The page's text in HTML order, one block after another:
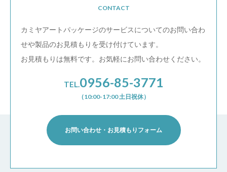
CONTACT
カミヤアートパッケージのサービスについてのお問い合わ
せや製品のお見積もりを受け付けています。
お見積もりは無料です。お気軽にお問い合わせください。
TEL.0956-85-3771
（10:00-17:00 土日祝休）
お問い合わせ・お見積もりフォーム